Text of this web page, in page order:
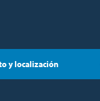
y localización